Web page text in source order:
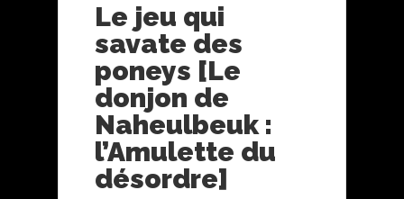
Le jeu qui
savate des
poneys [Le
donjon de
Naheulbeuk :
l’Amulette du
désordre]